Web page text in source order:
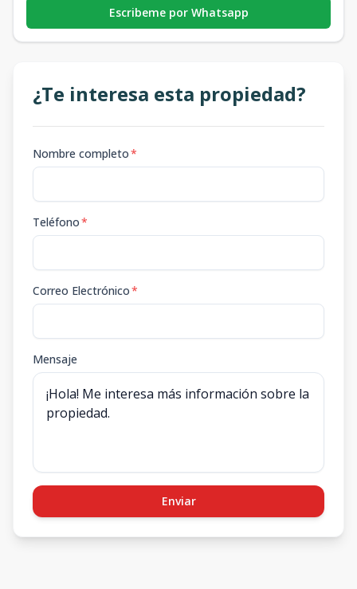
Escribeme por Whatsapp
¿Te interesa esta propiedad?
Nombre completo*
Teléfono*
Correo Electrónico*
Mensaje
Enviar